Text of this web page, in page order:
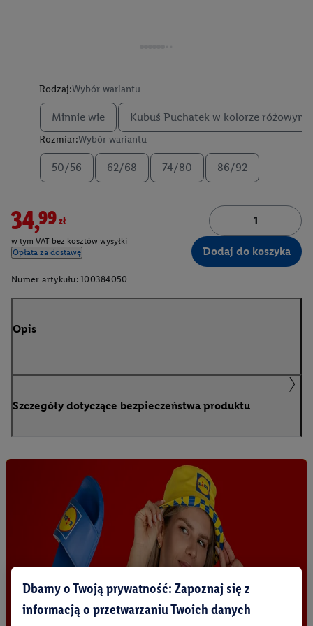
Rodzaj:Wybór wariantu
Minnie wie Kubuś Puchatek w kolorze różowym
Rozmiar:Wybór wariantu
50/56 62/68 74/80 86/92
34,99zł
w tym VAT bez kosztów wysyłki
Opłata za dostawę
Dodaj do koszyka
Numer artykułu: 100384050
Opis
Szczegóły dotyczące bezpieczeństwa produktu
Dbamy o Twoją prywatność: Zapoznaj się z
informacją o przetwarzaniu Twoich danych